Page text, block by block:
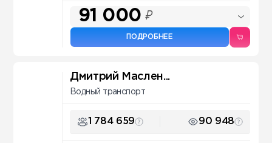
91 000 ₽
ПОДРОБНЕЕ
Дмитрий Маслен...
Водный транспорт
1 784 659 90 948